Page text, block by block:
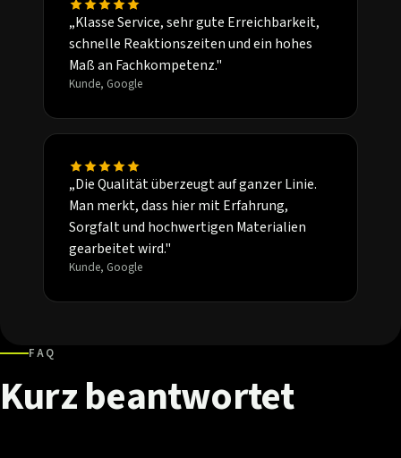
„Klasse Service, sehr gute Erreichbarkeit,
schnelle Reaktionszeiten und ein hohes
Maß an Fachkompetenz."
Kunde, Google
„Die Qualität überzeugt auf ganzer Linie.
Man merkt, dass hier mit Erfahrung,
Sorgfalt und hochwertigen Materialien
gearbeitet wird."
Kunde, Google
FAQ
Kurzbeantwortet